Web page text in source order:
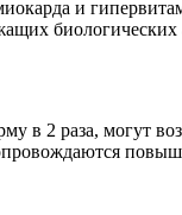
и
2 раза, могут